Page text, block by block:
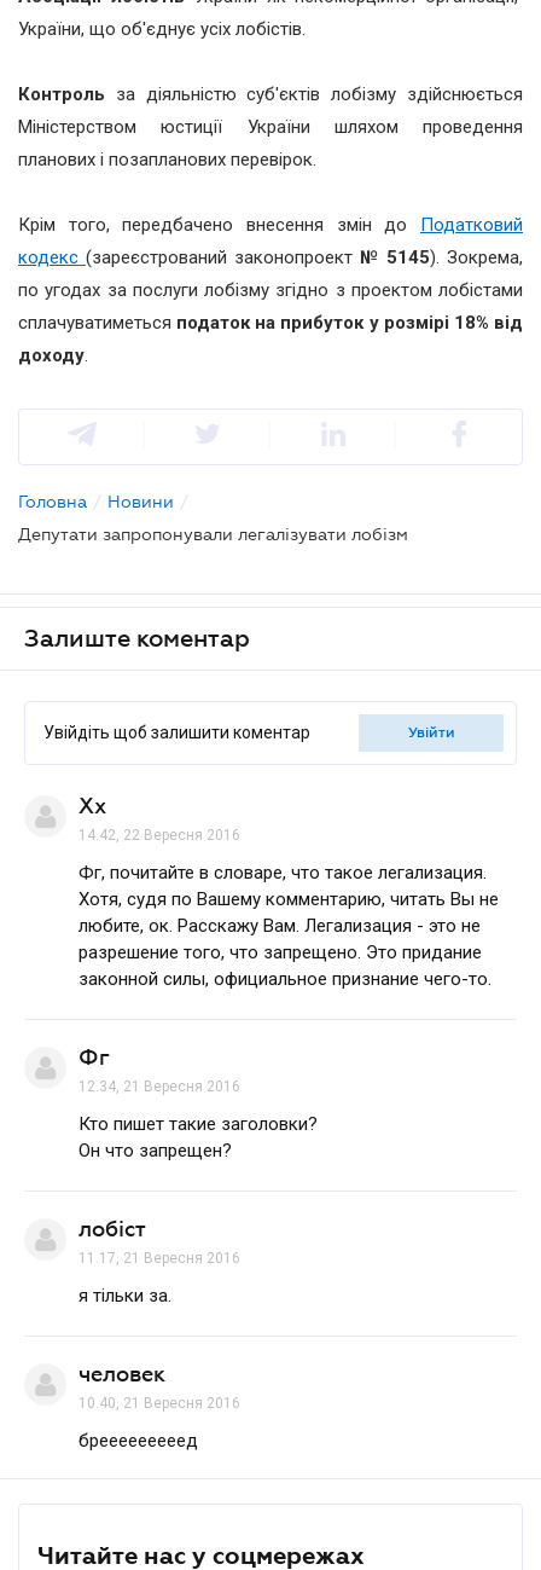
України, що об'єднує усіх лобістів.
Контроль за діяльністю суб'єктів лобізму здійснюється
Міністерством юстиції України шляхом проведення
планових і позапланових перевірок.
Крім того, передбачено внесення змін до Податковий
кодекс (зареєстрований законопроект № 5145). Зокрема,
по угодах за послуги лобізму згідно з проектом лобістами
сплачуватиметься податок на прибуток у розмірі 18% від
доходу.
Головна / Новини /
Депутати запропонували легалізувати лобізм
Залиште коментар
Увійдіть щоб залишити коментар увійти
Хх
14.42, 22 Вересня 2016
Фг, почитайте в словаре, что такое легализация.
Хотя, судя по Вашему комментарию, читать Вы не
любите, ок. Расскажу Вам. Легализация - это не
разрешение того, что запрещено. Это придание
законной силы, официальное признание чего-то.
Фг
12.34, 21 Вересня 2016
Кто пишет такие заголовки?
Он что запрещен?
лобіст
11.17, 21 Вересня 2016
я тільки за.
человек
10.40, 21 Вересня 2016
брееееееееед
Читайте нас у соцмережах